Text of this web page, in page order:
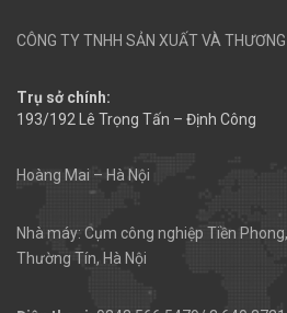
CÔNG TY TNHH SẢN XUẤT VÀ
Trụ sở chính:
193/192 Lê Trọng Tấn – Định Công
Hoàng Mai – Hà Nội
Nhà máy: Cụm công nghiệp Tiền
Thường Tín, Hà Nội